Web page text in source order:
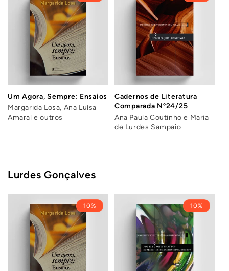
Um Agora, Sempre: Ensaios
Margarida Losa, Ana Luísa
Amaral e outros
Cadernos de Literatura
Comparada Nº24/25
Ana Paula Coutinho e Maria
de Lurdes Sampaio
Lurdes Gonçalves
10% 10%